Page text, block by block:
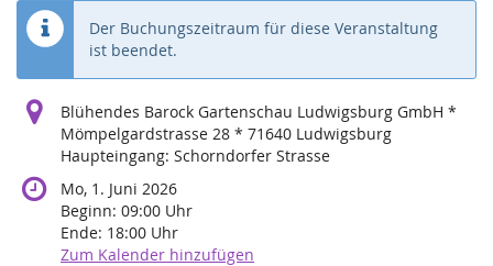
Der Buchungszeitraum für diese Veranstaltung
ist beendet.
Blühendes Barock Gartenschau Ludwigsburg GmbH *
Mömpelgardstrasse 28 * 71640 Ludwigsburg
Haupteingang: Schorndorfer Strasse
Mo, 1. Juni 2026
Beginn: 09:00 Uhr
Ende: 18:00 Uhr
Zum Kalender hinzufügen